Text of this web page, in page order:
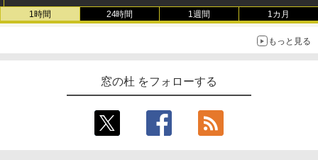
1時間 24時間 1週間 1カ月
もっと見る
窓の杜 をフォローする